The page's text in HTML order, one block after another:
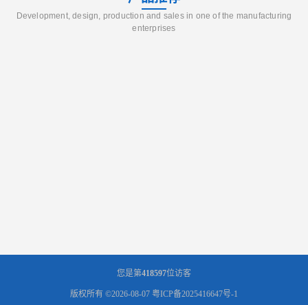
Development, design, production and sales in one of the manufacturing
enterprises
您是第418597位访客
版权所有 ©2026-08-07 粤ICP备2025416647号-1